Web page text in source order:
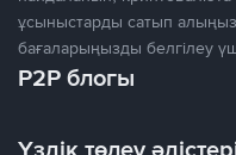
ұсыныстарды сатып
бағаларыңызды белгілеу
P2P блогы